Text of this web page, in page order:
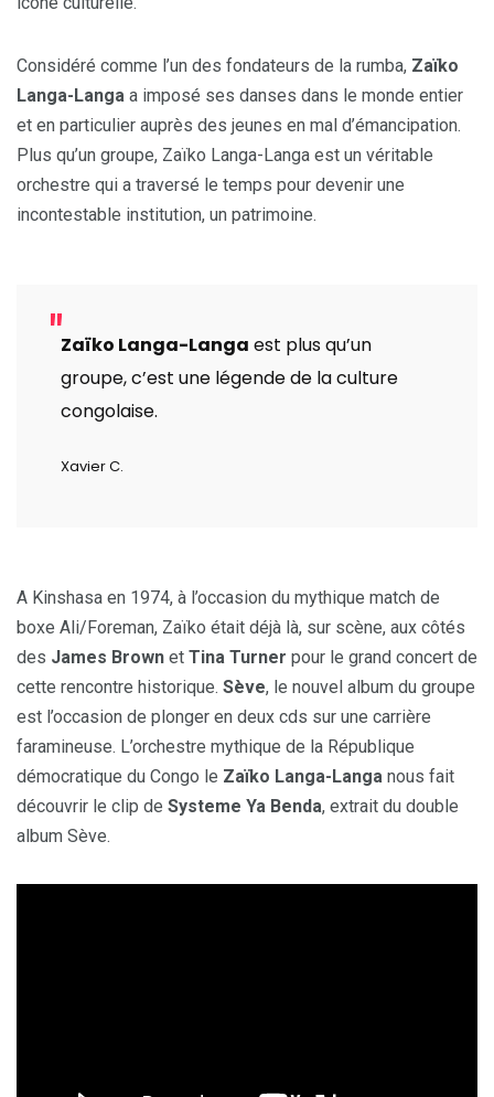
Considéré comme l’un des fondateurs de la rumba, Zaïko
Langa-Langa a imposé ses danses dans le monde entier
et en particulier auprès des jeunes en mal d’émancipation.
Plus qu’un groupe, Zaïko Langa-Langa est un véritable
orchestre qui a traversé le temps pour devenir une
incontestable institution, un patrimoine.
Zaïko Langa-Langa est plus qu’un
groupe, c’est une légende de la culture
congolaise.
Xavier C.
A Kinshasa en 1974, à l’occasion du mythique match de
boxe Ali/Foreman, Zaïko était déjà là, sur scène, aux côtés
des James Brown et Tina Turner pour le grand concert de
cette rencontre historique. Sève, le nouvel album du groupe
est l’occasion de plonger en deux cds sur une carrière
faramineuse. L’orchestre mythique de la République
démocratique du Congo le Zaïko Langa-Langa nous fait
découvrir le clip de Systeme Ya Benda, extrait du double
album Sève.